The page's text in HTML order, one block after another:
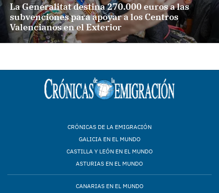
La Generalitat destina 270.000 euros a las
subvenciones para apoyar a los Centros
Valencianos en el Exterior
CRÓNICAS DE LA EMIGRACIÓN
GALICIA EN EL MUNDO
CASTILLA Y LEÓN EN EL MUNDO
ASTURIAS EN EL MUNDO
CANARIAS EN EL MUNDO